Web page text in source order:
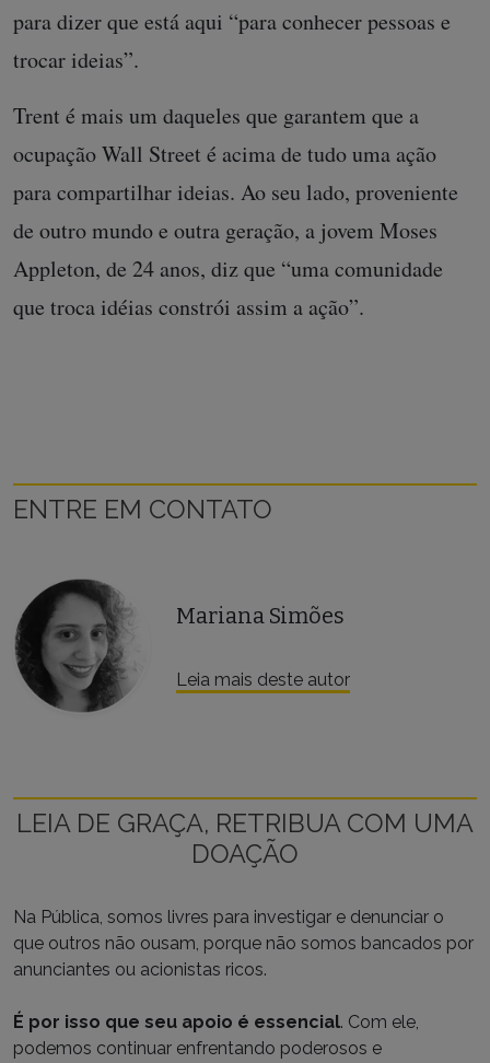
para dizer que está aqui “para conhecer pessoas e
trocar ideias”.
Trent é mais um daqueles que garantem que a
ocupação Wall Street é acima de tudo uma ação
para compartilhar ideias. Ao seu lado, proveniente
de outro mundo e outra geração, a jovem Moses
Appleton, de 24 anos, diz que “uma comunidade
que troca idéias constrói assim a ação”.
ENTRE EM CONTATO
Mariana Simões
Leia mais deste autor
LEIA DE GRAÇA, RETRIBUA COM UMA
DOAÇÃO
Na Pública, somos livres para investigar e denunciar o
que outros não ousam, porque não somos bancados por
anunciantes ou acionistas ricos.
É por isso que seu apoio é essencial. Com ele,
podemos continuar enfrentando poderosos e